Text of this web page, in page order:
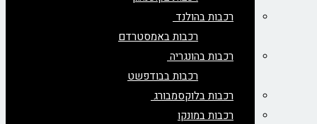
רכבות בהולנד
רכבות באמסטרדם
רכבות בהונגריה
רכבות בבודפשט
רכבות בלוקסמבורג
רכבות במונקו